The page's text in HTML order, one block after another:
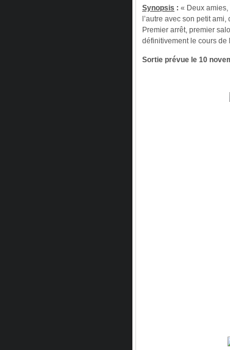
Synopsis : « Deux
l’autre avec son petit
Premier arrêt, premier
définitivement le cours de
Sortie prévue le 10